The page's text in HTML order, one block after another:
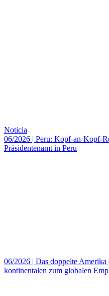
Noticia
06/2026 | Peru: Kopf-an-Kopf-
Präsidentenamt in Peru
06/2026 | Das doppelte
kontinentalen zum globalen